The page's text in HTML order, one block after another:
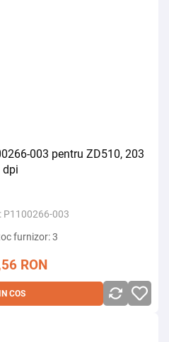
003 pentru ZD510, 203
dpi
P1100266-003
furnizor: 3
RON
COS